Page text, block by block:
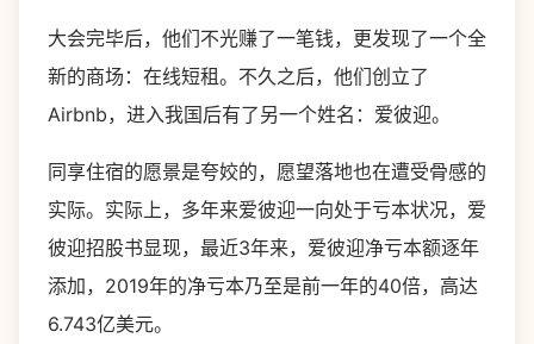
大会完毕后，他们不光赚了一笔钱，更发现了一个全
新的商场：在线短租。不久之后，他们创立了
Airbnb，进入我国后有了另一个姓名：爱彼迎。
同享住宿的愿景是夸姣的，愿望落地也在遭受骨感的
实际。实际上，多年来爱彼迎一向处于亏本状况，爱
彼迎招股书显现，最近3年来，爱彼迎净亏本额逐年
添加，2019年的净亏本乃至是前一年的40倍，高达
6.743亿美元。